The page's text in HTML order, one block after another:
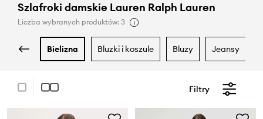
Szlafroki damskie Lauren Ralph Lauren
Liczba wybranych produktów: 3
bielizna bluzki i koszule bluzy jeansy
Filtry